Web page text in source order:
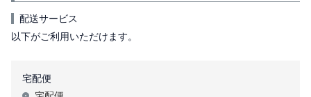
配送サービス
以下がご利用いただけます。
宅配便